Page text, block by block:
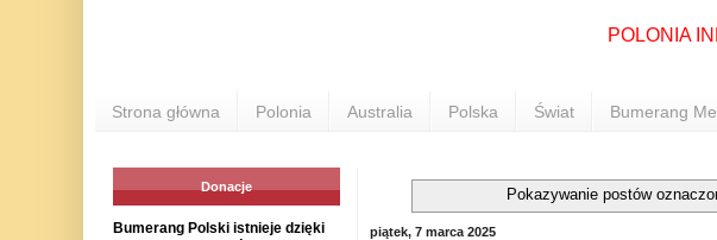
POLONIA
Strona główna Polonia Australia Polska Świat Bumerang
Pokazywanie postów
piątek, 7 marca 2025
Donacje
Bumerang Polski istnieje dzięki